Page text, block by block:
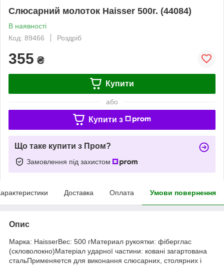
Слюсарний молоток Haisser 500г. (44084)
В наявності
Код: 89466
Роздріб
355 ₴
Купити
або
Купити з
Що таке купити з Пром?
Замовлення під захистом
Доставка Оплата Умови повернення
Опис
Марка: НаіѕѕегВес: 500 гМатериал рукоятки: фіберглас
(скловолокно)Матеріал ударної частини: ковані загартована
стальПрименяется для виконання слюсарних, столярних і